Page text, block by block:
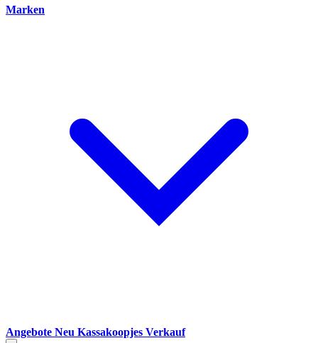
Marken
Angebote Neu Kassakoopjes Verkauf